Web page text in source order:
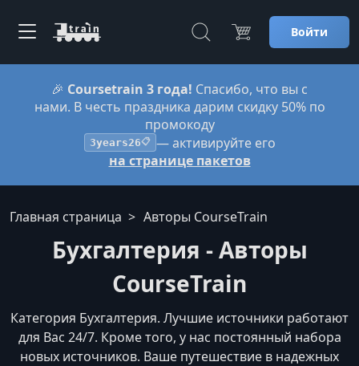
Войти
🎉 Coursetrain 3 года! Спасибо, что вы с
нами. В честь праздника дарим скидку 50% по
промокоду
3years26📋 — активируйте его
на странице пакетов
Главная страница Авторы CourseTrain
Бухгалтерия - Авторы
CourseTrain
Категория Бухгалтерия. Лучшие источники работают
для Вас 24/7. Кроме того, у нас постоянный набора
новых источников. Ваше путешествие в надежных